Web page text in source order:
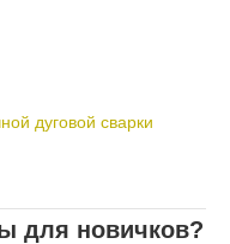
дуговой сварки
для новичков?